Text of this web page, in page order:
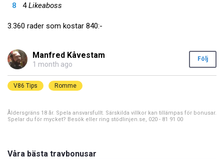
4Likeaboss
3.360 rader som kostar 840:-
Manfred Kåvestam
1 month ago
Följ
V86 Tips Romme
Åldersgräns 18 år. Spela ansvarsfullt. Särskilda villkor kan tillämpas för bonusar.
Spelar du för mycket? Besök eller ring stödlinjen.se, 020 - 81 91 00
Våra bästa travbonusar